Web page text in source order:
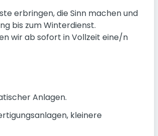
erbringen, die Sinn machen und
bis zum Winterdienst.
wir ab sofort in Vollzeit eine/n
Anlagen.
kleinere